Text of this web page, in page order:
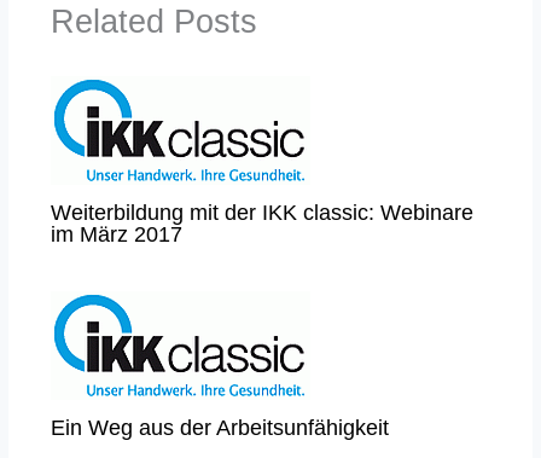
Related Posts
Weiterbildung mit der IKK classic: Webinare
im März 2017
Ein Weg aus der Arbeitsunfähigkeit